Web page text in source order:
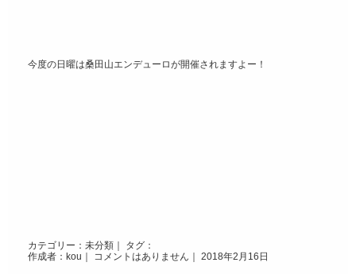
今度の日曜は桑田山エンデューロが開催されますよー！
カテゴリー： 未分類 ｜ タグ：
作成者：kou｜ コメントはありません ｜ 2018年2月16日